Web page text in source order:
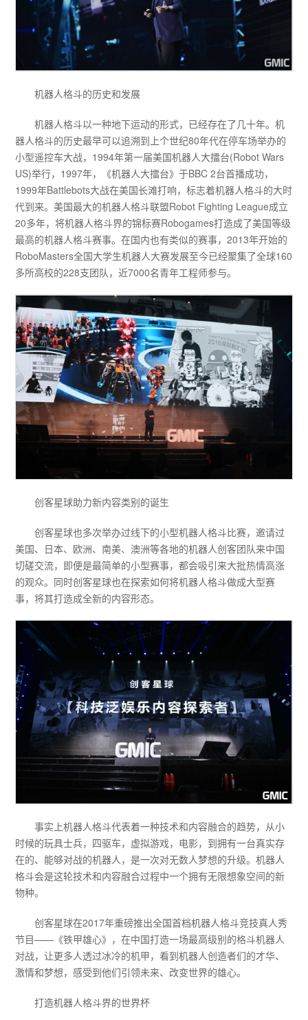
机器人格斗的历史和发展
机器人格斗以一种地下运动的形式，已经存在了几十年。机
器人格斗的历史最早可以追溯到上个世纪80年代在停车场举办的
小型遥控车大战，1994年第一届美国机器人大擂台(Robot Wars
US)举行，1997年，《机器人大擂台》于BBC 2台首播成功，
1999年Battlebots大战在美国长滩打响，标志着机器人格斗的大时
代到来。美国最大的机器人格斗联盟Robot Fighting League成立
20多年，将机器人格斗界的锦标赛Robogames打造成了美国等级
最高的机器人格斗赛事。在国内也有类似的赛事，2013年开始的
RoboMasters全国大学生机器人大赛发展至今已经聚集了全球160
多所高校的228支团队，近7000名青年工程师参与。
创客星球助力新内容类别的诞生
创客星球也多次举办过线下的小型机器人格斗比赛，邀请过
美国、日本、欧洲、南美、澳洲等各地的机器人创客团队来中国
切磋交流，即便是最简单的小型赛事，都会吸引来大批热情高涨
的观众。同时创客星球也在探索如何将机器人格斗做成大型赛
事，将其打造成全新的内容形态。
事实上机器人格斗代表着一种技术和内容融合的趋势，从小
时候的玩具士兵，四驱车，虚拟游戏，电影，到拥有一台真实存
在的、能够对战的机器人，是一次对无数人梦想的升级。机器人
格斗会是这轮技术和内容融合过程中一个拥有无限想象空间的新
物种。
创客星球在2017年重磅推出全国首档机器人格斗竞技真人秀
节目——《铁甲雄心》，在中国打造一场最高级别的格斗机器人
对战，让更多人透过冰冷的机甲，看到机器人创造者们的才华、
激情和梦想，感受到他们引领未来、改变世界的雄心。
打造机器人格斗界的世界杯